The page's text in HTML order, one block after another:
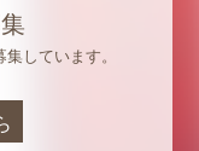
しています。